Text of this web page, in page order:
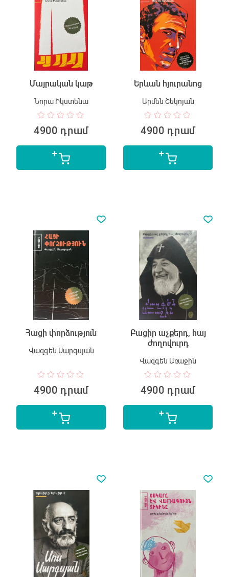
Մայրական կաթ
Նորա Իկստենա
4900 դրամ
Երևան հյուրանոց
Արմեն Շեկոյան
4900 դրամ
Հացի փորձություն
Վազգեն Սարգսյան
4900 դրամ
Բացիր աչքերդ, հայ
ժողովուրդ
Վազգեն Առաջին
4900 դրամ